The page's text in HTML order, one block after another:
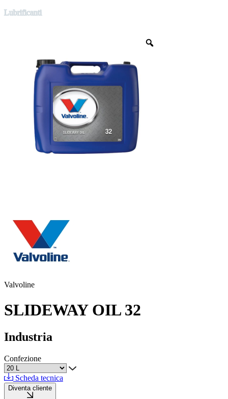
Lubrificanti
Valvoline
SLIDEWAY OIL 32
Industria
Confezione
Scheda tecnica
Diventa cliente